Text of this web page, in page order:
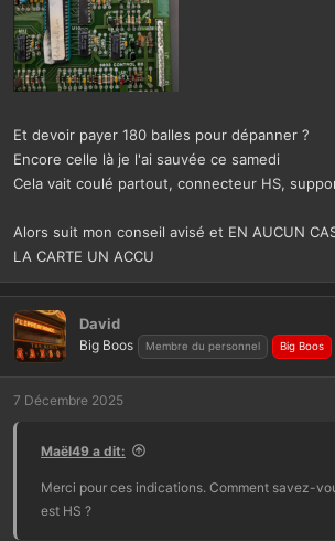
Et devoir payer 180 balles pour dépanner ?
Encore celle là je l'ai sauvée ce samedi
Cela vait coulé partout, connecteur HS,
Alors suit mon conseil avisé et EN AUCUN
LA CARTE UN ACCU
David
Big Boos Membre du personnel Big Boos
7 Décembre 2025
Maël49 a dit:
Merci pour ces indications. Comment savez-
est HS ?